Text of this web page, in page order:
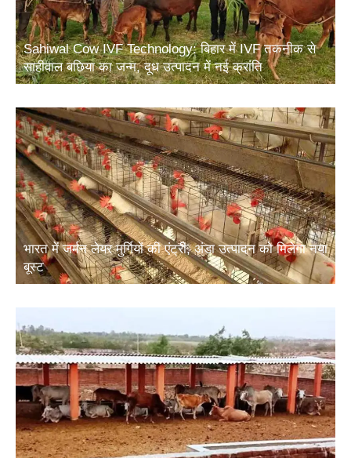
Sahiwal Cow IVF Technology: बिहार में IVF तकनीक से
साहीवाल बछिया का जन्म, दूध उत्पादन में नई क्रांति
भारत में जर्मन लेयर मुर्गियों की एंट्री, अंडा उत्पादन को मिलेगा नया
बूस्ट
उत्तर प्रदेश: 7500 गोशालाएं बनेंगी कैटल फूड सिक्योरिटी हब